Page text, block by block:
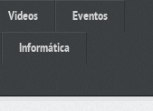
Videos Eventos
Informática